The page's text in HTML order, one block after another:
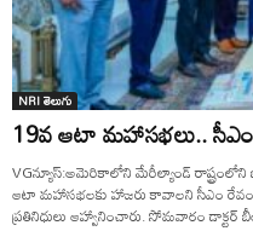
NRI తెలుగు
19వ ఆటా మహాసభలు.. సీఎం
VGన్యూస్:అమెరికాలోని మేరీల్యాండ్ రాష్ట్రంలోని
ఆటా మహాసభలకు హాజరు కావాలని సీఎం
ప్రతినిధులు ఆహ్వానించారు. సోమవారం డాక్టర్